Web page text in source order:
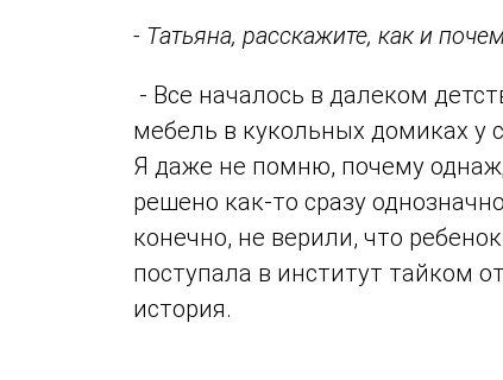
- Татьяна, расскажите, как и
- Все началось в далеком
мебель в кукольных домиках у
Я даже не помню, почему
решено как-то сразу
конечно, не верили, что
поступала в институт тайком
история.